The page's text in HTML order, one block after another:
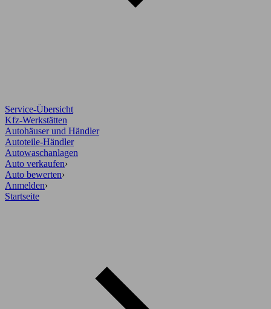
Service-Übersicht
Kfz-Werkstätten
Autohäuser und Händler
Autoteile-Händler
Autowaschanlagen
Auto verkaufen›
Auto bewerten›
Anmelden›
Startseite